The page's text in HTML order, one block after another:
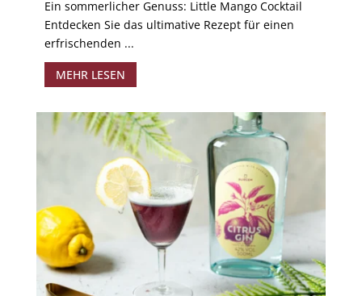
Ein sommerlicher Genuss: Little Mango Cocktail
Entdecken Sie das ultimative Rezept für einen
erfrischenden ...
MEHR LESEN